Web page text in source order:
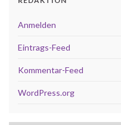
Anmelden
Eintrags-Feed
Kommentar-Feed
WordPress.org